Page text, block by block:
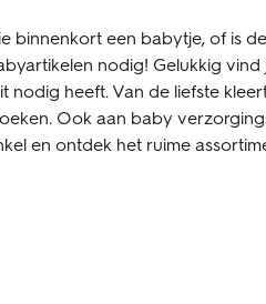
binnenkort een babytje, of is
nodig! Gelukkig vind
nodig heeft. Van de liefste
Ook aan baby
en ontdek het ruime